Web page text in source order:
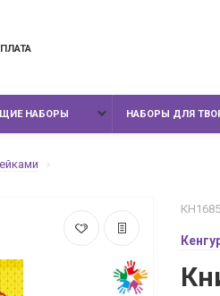
НАБОРЫ НАБОРЫ ДЛЯ